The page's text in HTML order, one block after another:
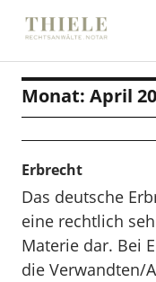
Thiele
Monat: April
Erbrecht
Das deutsche
eine rechtlich
Materie dar. Bei
die Verwandten/